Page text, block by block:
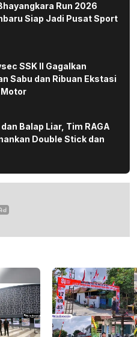
Run 2026
Siap Jadi Pusat Sport
SSK II Gagalkan
Sabu dan Ribuan Ekstasi
Balap Liar, Tim RAGA
Double Stick dan